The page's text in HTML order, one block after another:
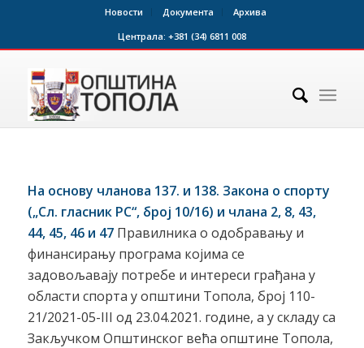
Новости Документа
Архива
Централа: +381 (34) 6811 008
На основу чланова 137. и 138. Закона о спорту
(„Сл. гласник РС“, број 10/16) и члана 2, 8, 43,
44, 45, 46 и 47Правилника о одобравању и
финансирању програма којима се
задовољавају потребе и интереси грађана у
области спорта у општини Топола, број 110-
21/2021-05-III од 23.04.2021. године, а у складу са
Закључком Општинског већа општине Топола,